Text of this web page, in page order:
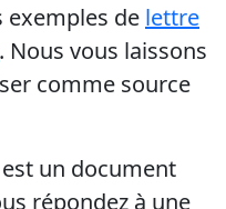
exemples de lettre
. Nous vous laissons
comme source
un document
répondez à une